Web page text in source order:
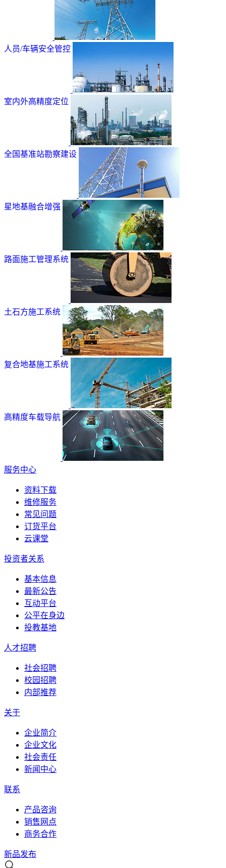
人员/车辆安全管控
室内外高精度定位
全国基准站勘察建设
星地基融合增强
路面施工管理系统
土石方施工系统
复合地基施工系统
高精度车载导航
服务中心
资料下载
维修服务
常见问题
订货平台
云课堂
投资者关系
基本信息
最新公告
互动平台
公平在身边
投教基地
人才招聘
社会招聘
校园招聘
内部推荐
关于
企业简介
企业文化
社会责任
新闻中心
联系
产品咨询
销售网点
商务合作
新品发布